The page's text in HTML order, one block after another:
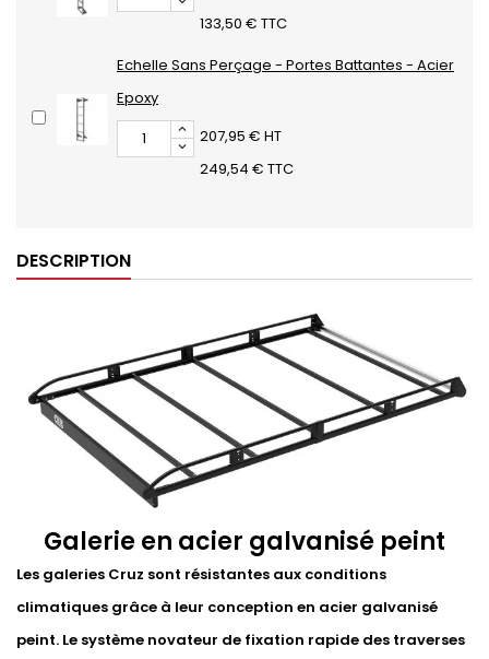
133,50 € TTC
Echelle Sans Perçage - Portes Battantes - Acier
Epoxy
207,95 € HT
249,54 € TTC
DESCRIPTION
Galerie en acier galvanisé peint
Les galeries Cruz sont résistantes aux conditions
climatiques grâce à leur conception en acier galvanisé
peint. Le système novateur de fixation rapide des traverses